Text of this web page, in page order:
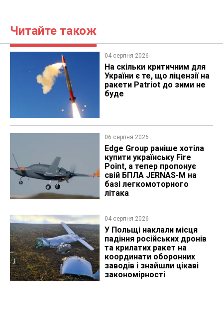
Читайте також
04 серпня 2026
На скільки критичним для
України є те, що ліцензії на
ракети Patriot до зими не
буде
06 серпня 2026
Edge Group раніше хотіла
купити українську Fire
Point, а тепер пропонує
свій БПЛА JERNAS-M на
базі легкомоторного
літака
04 серпня 2026
У Польщі наклали місця
падіння російських дронів
та крилатих ракет на
координати оборонних
заводів і знайшли цікаві
закономірності